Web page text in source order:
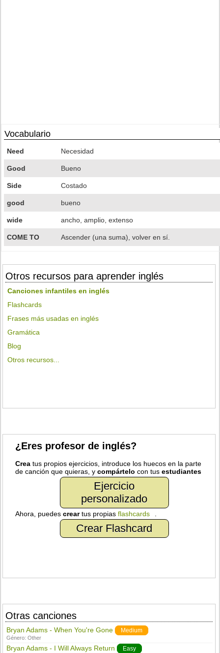
Vocabulario
Need Necesidad
Good Bueno
Side Costado
good bueno
wide ancho, amplio, extenso
COME TO Ascender (una suma), volver en sí.
Otros recursos para aprender inglés
Canciones infantiles en inglés
Flashcards
Frases más usadas en inglés
Gramática
Blog
Otros recursos...
¿Eres profesor de inglés?
Crea tus propios ejercicios, introduce los huecos en la parte
de canción que quieras, ycompártelo con tusestudiantes
Ejercicio
personalizado
Ahora, puedescreartus propiasflashcards
Crear Flashcard
Otras canciones
Bryan Adams - When You're Gone Medium
Género:Other
Bryan Adams - I Will Always Return Easy